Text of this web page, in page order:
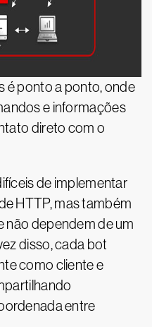
é ponto a ponto, onde
e informações
direto com o
de implementar
HTTP, mas também
não dependem de um
disso, cada bot
como cliente e
entre